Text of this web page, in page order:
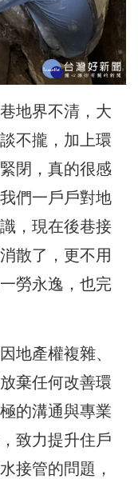
地界不清，大
不攏，加上環
閉，真的很感
們一戶戶對地
，現在後巷接
散了，更不用
勞永逸，也完
地產權複雜、
棄任何改善環
的溝通與專業
致力提升住戶
接管的問題，